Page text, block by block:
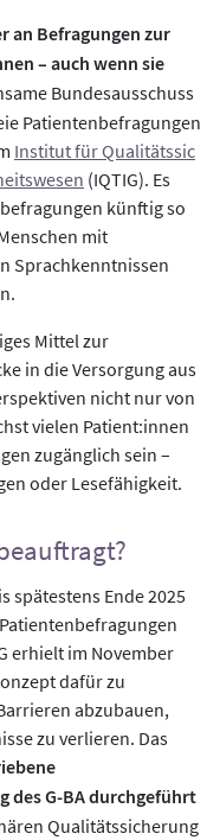
an Befragungen zur
– auch wenn sie
Bundesausschuss
Patientenbefragungen
Institut für Qualitätssic
(IQTIG). Es
künftig so
mit
Sprachkenntnissen
Mittel zur
in die Versorgung aus
nicht nur von
vielen Patient:innen
zugänglich sein –
oder Lesefähigkeit.
spätestens Ende 2025
erhielt im November
dafür zu
abzubauen,
zu verlieren. Das
des G-BA durchgeführt
Qualitätssicherung